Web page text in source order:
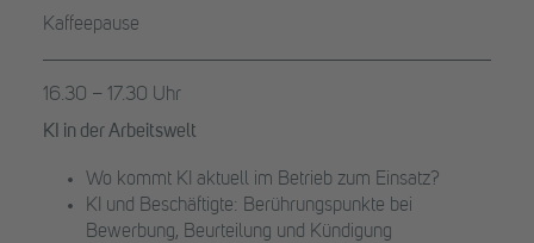
Kaffeepause
16.30 – 17.30 Uhr
KI in der Arbeitswelt
Wo kommt KI aktuell im Betrieb zum Einsatz?
KI und Beschäftigte: Berührungspunkte bei
Bewerbung, Beurteilung und Kündigung